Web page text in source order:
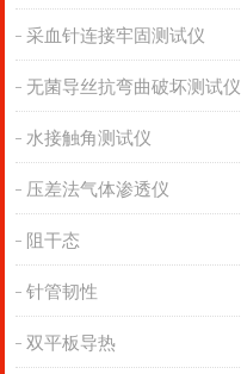
采血针连接牢固测试仪
无菌导丝抗弯曲破坏测试仪
水接触角测试仪
压差法气体渗透仪
阻干态
针管韧性
双平板导热